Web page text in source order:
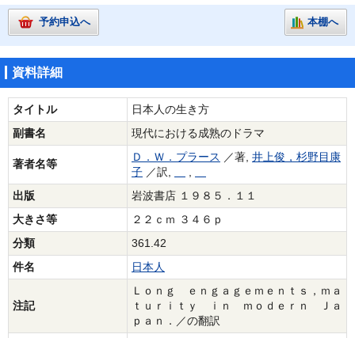
予約申込へ 本棚へ
資料詳細
タイトル
日本人の生き方
副書名
現代における成熟のドラマ
著者名等
Ｄ．Ｗ．プラース ／著, 井上俊，杉野目康
子 ／訳,
,
出版
岩波書店 １９８５．１１
大きさ等
２２ｃｍ ３４６ｐ
分類
361.42
件名
日本人
注記
Ｌｏｎｇ ｅｎｇａｇｅｍｅｎｔｓ，ｍａ
ｔｕｒｉｔｙ ｉｎ ｍｏｄｅｒｎ Ｊａ
ｐａｎ．／の翻訳